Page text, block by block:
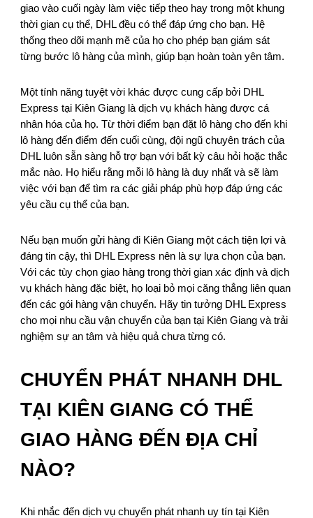
giao vào cuối ngày làm việc tiếp theo hay trong một khung
thời gian cụ thể, DHL đều có thể đáp ứng cho bạn. Hệ
thống theo dõi mạnh mẽ của họ cho phép bạn giám sát
từng bước lô hàng của mình, giúp bạn hoàn toàn yên tâm.
Một tính năng tuyệt vời khác được cung cấp bởi DHL
Express tại Kiên Giang là dịch vụ khách hàng được cá
nhân hóa của họ. Từ thời điểm bạn đặt lô hàng cho đến khi
lô hàng đến điểm đến cuối cùng, đội ngũ chuyên trách của
DHL luôn sẵn sàng hỗ trợ bạn với bất kỳ câu hỏi hoặc thắc
mắc nào. Họ hiểu rằng mỗi lô hàng là duy nhất và sẽ làm
việc với bạn để tìm ra các giải pháp phù hợp đáp ứng các
yêu cầu cụ thể của bạn.
Nếu bạn muốn gửi hàng đi Kiên Giang một cách tiện lợi và
đáng tin cậy, thì DHL Express nên là sự lựa chọn của bạn.
Với các tùy chọn giao hàng trong thời gian xác định và dịch
vụ khách hàng đặc biệt, họ loại bỏ mọi căng thẳng liên quan
đến các gói hàng vận chuyển. Hãy tin tưởng DHL Express
cho mọi nhu cầu vận chuyển của bạn tại Kiên Giang và trải
nghiệm sự an tâm và hiệu quả chưa từng có.
CHUYỂN PHÁT NHANH DHL
TẠI KIÊN GIANG CÓ THỂ
GIAO HÀNG ĐẾN ĐỊA CHỈ
NÀO?
Khi nhắc đến dịch vụ chuyển phát nhanh uy tín tại Kiên